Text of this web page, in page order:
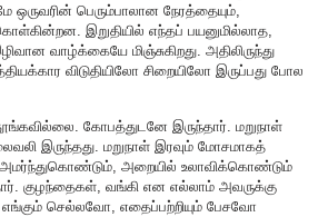
பெரும்பாலான நேரத்தையும்,
இறுதியில் எந்தப் பயனுமில்லாத,
வாழ்க்கையே மிஞ்சுகிறது. அதிலிருந்து
விடுதியிலோ சிறையிலோ இருப்பது போல
கோபத்துடனே இருந்தார். மறுநாள்
இருந்தது. மறுநாள் இரவும் மோசமாகத்
அமர்ந்துகொண்டும், அறையில் உலாவிக்கொண்டும்
குழந்தைகள், வங்கி என எல்லாம் அவருக்கு
செல்லவோ, எதைப்பற்றியும் பேசவோ